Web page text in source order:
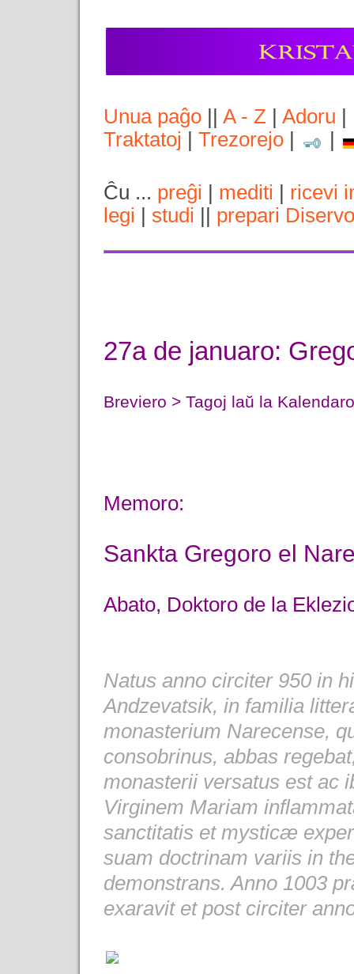
Unua paĝo ||A - Z |Adoru
Traktatoj |Trezorejo
Ĉu ... preĝi mediti
ricevi
legi
studi prepari
27a de januaro:
Breviero > Tagoj laŭ la
Memoro:
Sankta Gregoro el
Abato, Doktoro de la
Natus anno circiter 950 in
Andzevatsik, in familia
monasterium Narecense,
consobrinus, abbas
monasterii versatus est ac
Virginem Mariam
sanctitatis et mysticæ
suam doctrinam variis in
demonstrans. Anno 1003
exaravit et post circiter